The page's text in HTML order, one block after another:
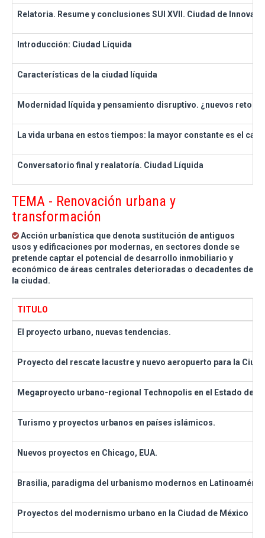
Relatoria. Resume y conclusiones SUI XVII. Ciudad de
Introducción: Ciudad Líquida
Características de la ciudad líquida
Modernidad líquida y pensamiento disruptivo. ¿nuevos retos
La vida urbana en estos tiempos: la mayor constante es el
Conversatorio final y realatoría. Ciudad Líquida
TEMA - Renovación urbana y
transformación
Acción urbanística que denota sustitución de antiguos
usos y edificaciones por modernas, en sectores donde se
pretende captar el potencial de desarrollo inmobiliario y
económico de áreas centrales deterioradas o decadentes de
la ciudad.
TITULO
El proyecto urbano, nuevas tendencias.
Proyecto del rescate lacustre y nuevo aeropuerto para la
Megaproyecto urbano-regional Technopolis en el Estado de
Turismo y proyectos urbanos en países islámicos.
Nuevos proyectos en Chicago, EUA.
Brasilia, paradigma del urbanismo modernos en
Proyectos del modernismo urbano en la Ciudad de México